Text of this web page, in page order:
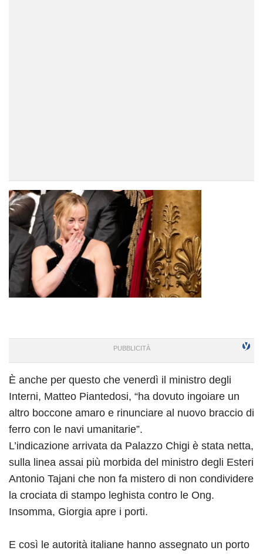
È anche per questo che venerdì il ministro degli
Interni, Matteo Piantedosi, “ha dovuto ingoiare un
altro boccone amaro e rinunciare al nuovo braccio di
ferro con le navi umanitarie”.
L’indicazione arrivata da Palazzo Chigi è stata netta,
sulla linea assai più morbida del ministro degli Esteri
Antonio Tajani che non fa mistero di non condividere
la crociata di stampo leghista contro le Ong.
Insomma, Giorgia apre i porti.
E così le autorità italiane hanno assegnato un porto